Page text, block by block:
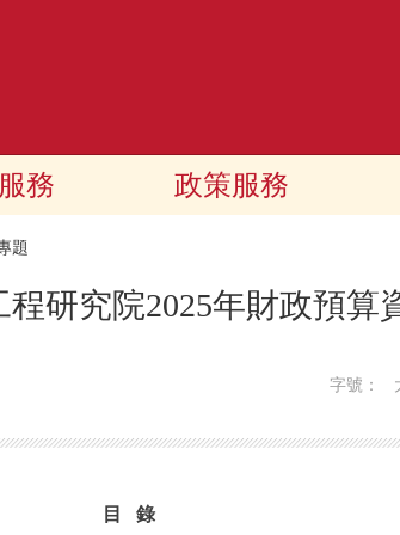
務 政策服務
題
研究院2025年財政預算
字號：
目 錄